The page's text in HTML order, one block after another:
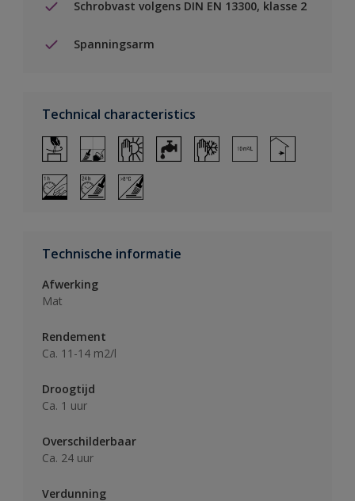
Schrobvast volgens DIN EN 13300, klasse 2
Spanningsarm
Technical characteristics
Technische informatie
Afwerking
Mat
Rendement
Ca. 11-14 m2/l
Droogtijd
Ca. 1 uur
Overschilderbaar
Ca. 24 uur
Verdunning